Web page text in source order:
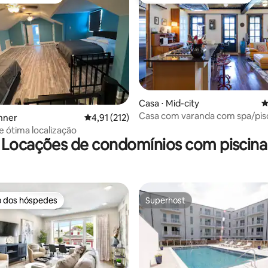
de 5, 246 avaliações
4,91 de uma avaliação média de 5, 212
4,91 (212)
ótima localização
Casa ⋅ Mid-city
Casa com varanda com spa/
Locações de condomínios com piscina
dos hóspedes
dos hóspedes Superhost
Superhost